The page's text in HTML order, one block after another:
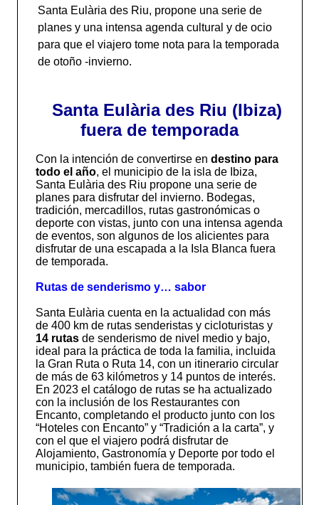
Santa Eulària des Riu, propone una serie de
planes y una intensa agenda cultural y de ocio
para que el viajero tome nota para la temporada
de otoño -invierno.
Santa Eulària des Riu (Ibiza)
fuera de temporada
Con la intención de convertirse en destino para
todo el año, el municipio de la isla de Ibiza,
Santa Eulària des Riu propone una serie de
planes para disfrutar del invierno. Bodegas,
tradición, mercadillos, rutas gastronómicas o
deporte con vistas, junto con una intensa agenda
de eventos, son algunos de los alicientes para
disfrutar de una escapada a la Isla Blanca fuera
de temporada.
Rutas de senderismo y… sabor
Santa Eulària cuenta en la actualidad con más
de 400 km de rutas senderistas y cicloturistas y
14 rutasde senderismo de nivel medio y bajo,
ideal para la práctica de toda la familia, incluida
la Gran Ruta o Ruta 14, con un itinerario circular
de más de 63 kilómetros y 14 puntos de interés.
En 2023 el catálogo de rutas se ha actualizado
con la inclusión de los Restaurantes con
Encanto, completando el producto junto con los
“Hoteles con Encanto” y “Tradición a la carta”, y
con el que el viajero podrá disfrutar de
Alojamiento, Gastronomía y Deporte por todo el
municipio, también fuera de temporada.